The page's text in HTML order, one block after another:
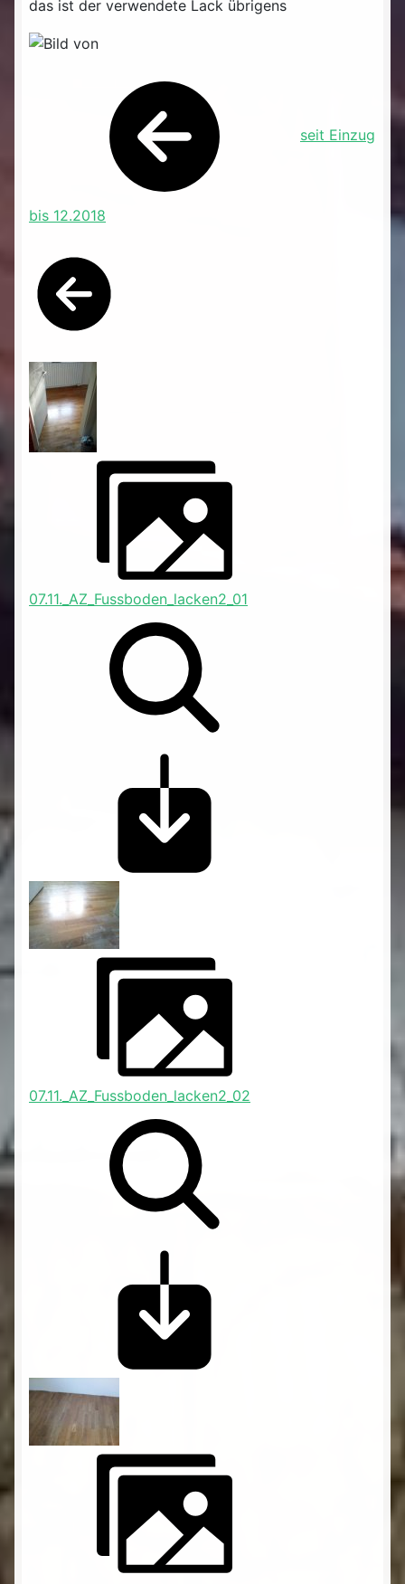
das ist der verwendete Lack übrigens
seit Einzug
bis 12.2018
07.11._AZ_Fussboden_lacken2_01
07.11._AZ_Fussboden_lacken2_02